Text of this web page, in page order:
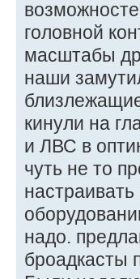
головной
масштабы
наши
кинули на
и ЛВС в
чуть не то
надо.
броадкасты